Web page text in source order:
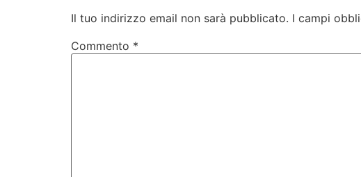
Il tuo indirizzo email non sarà pubblicato. I campi
Commento *